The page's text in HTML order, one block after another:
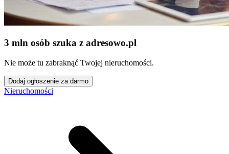
3 mln osób szuka z adresowo.pl
Nie może tu zabraknąć Twojej nieruchomości.
Dodaj ogłoszenie za darmo
Nieruchomości